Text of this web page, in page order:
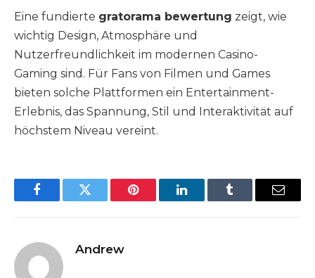
Eine fundierte gratorama bewertung zeigt, wie
wichtig Design, Atmosphäre und
Nutzerfreundlichkeit im modernen Casino-
Gaming sind. Für Fans von Filmen und Games
bieten solche Plattformen ein Entertainment-
Erlebnis, das Spannung, Stil und Interaktivität auf
höchstem Niveau vereint.
FacebookTwitter Pinterest LinkedInTumblr Email
Andrew